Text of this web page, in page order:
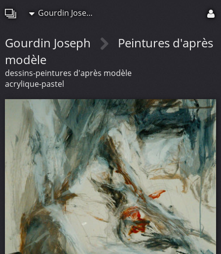
Gourdin Joseph
Gourdin Joseph
Peintures d'après
modèle
dessins-peintures d'après modèle
acrylique-pastel